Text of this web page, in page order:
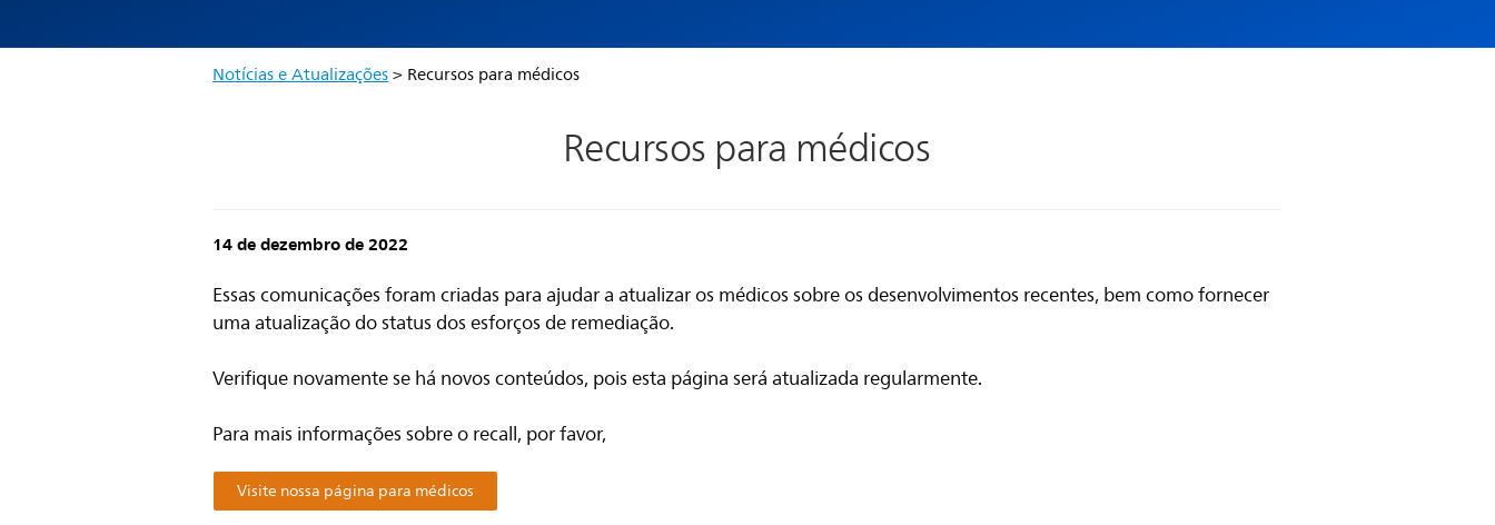
Notícias e Atualizações> Recursos para médicos
Recursos para médicos
14 de dezembro de 2022
Essas comunicações foram criadas para ajudar a atualizar os médicos sobre os desenvolvimentos recentes, bem como fornecer
uma atualização do status dos esforços de remediação.
Verifique novamente se há novos conteúdos, pois esta página será atualizada regularmente.
Para mais informações sobre o recall, por favor,
Visite nossa página para médicos